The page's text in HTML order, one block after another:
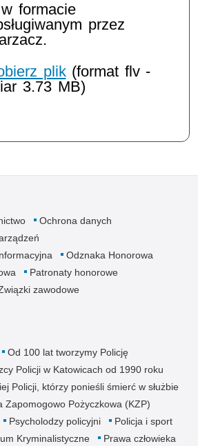
formacie
przez
plik(format flv -
3.73 MB)
Ochrona danych
Odznaka Honorowa
Patronaty honorowe
zawodowe
Od 100 lat tworzymy Policję
Policji w Katowicach od 1990 roku
Policji, którzy ponieśli śmierć w służbie
Zapomogowo Pożyczkowa (KZP)
Psycholodzy policyjni
Policja i sport
Kryminalistyczne
Prawa człowieka